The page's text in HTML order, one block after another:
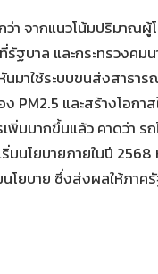
ว่า จากแนวโน้มปริมาณ
บาล และกระทรวงคมน
มาใช้ระบบขนส่งสาธา
PM2.5 และสร้างโอกา
มมากขึ้นแล้ว คาดว่า ร
มนโยบายภายในปี 2568
โยบาย ซึ่งส่งผลให้ภาค